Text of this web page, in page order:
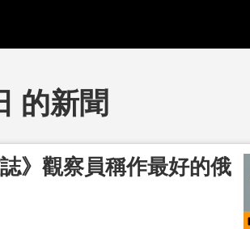
的新聞
》觀察員稱作最好的俄